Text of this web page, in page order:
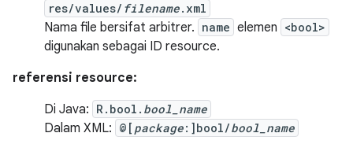
res/values/ filename.xml
Nama file bersifat arbitrer. name elemen <bool>
digunakan sebagai ID resource.
referensi resource:
Di Java: R.bool. bool_name
Dalam XML: @[ package:]bool/bool_name